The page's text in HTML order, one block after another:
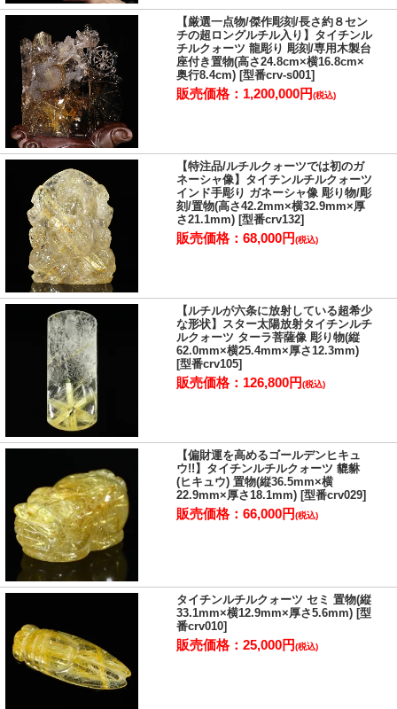
七宝(しっぽう)文様の意味と由来
貔貅(ヒキュウ)や龍亀(ロングイ)などの彫り物の腹部には、七宝(し
っぽう)と呼ばれる文様が刻まれていることがあります。
七宝とは、仏教用語(無量寿経)によると「金、銀、水晶(玻璃/は
り)、瑠璃(るり)、瑪瑙(めのう)、珊瑚(さんご)、硨磲(しゃこ貝)」の
七つの宝であると云われています。
ただ、文様との関連性は不明とのこと。
円は和(輪)に繋がるもので、人と人との和の大切さを表現していま
円形が永遠に連鎖し繋がる柄は、円満、調和、ご縁などの願いが込
められた縁起の良い柄です。
また人のご縁や繋がりは、七宝と同等の価値がある事を示している
とも云われています。
【厳選一点物/傑作彫刻/長さ約８セン
チの超ロングルチル入り】タイチンル
チルクォーツ 龍彫り 彫刻/専用木製台
座付き置物(高さ24.8cm×横16.8cm×
奥行8.4cm) [型番crv-s001]
販売価格：1,200,000円(税込)
【特注品/ルチルクォーツでは初のガ
ネーシャ像】タイチンルチルクォーツ
インド手彫り ガネーシャ像 彫り物/彫
刻/置物(高さ42.2mm×横32.9mm×厚
さ21.1mm) [型番crv132]
販売価格：68,000円(税込)
【ルチルが六条に放射している超希少
な形状】スター太陽放射タイチンルチ
ルクォーツ ターラ菩薩像 彫り物(縦
62.0mm×横25.4mm×厚さ12.3mm)
[型番crv105]
販売価格：126,800円(税込)
【偏財運を高めるゴールデンヒキュ
ウ!!】タイチンルチルクォーツ 貔貅
(ヒキュウ) 置物(縦36.5mm×横
22.9mm×厚さ18.1mm) [型番crv029]
販売価格：66,000円(税込)
タイチンルチルクォーツ セミ 置物(縦
33.1mm×横12.9mm×厚さ5.6mm) [型
番crv010]
販売価格：25,000円(税込)